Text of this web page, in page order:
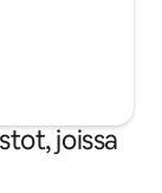
joissa